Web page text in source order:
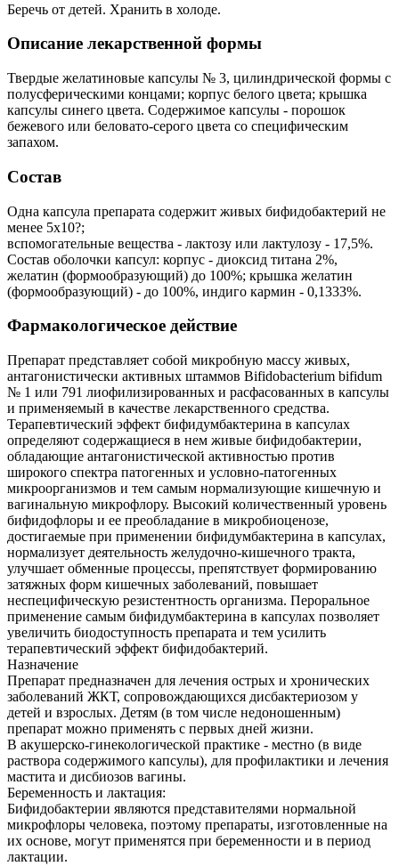
Беречь от детей. Хранить в холоде.
Описание лекарственной формы
Твердые желатиновые капсулы № 3, цилиндрической формы с
полусферическими концами; корпус белого цвета; крышка
капсулы синего цвета. Содержимое капсулы - порошок
бежевого или беловато-серого цвета со специфическим
запахом.
Состав
Одна капсула препарата содержит живых бифидобактерий не
менее 5x10?;
вспомогательные вещества - лактозу или лактулозу - 17,5%.
Состав оболочки капсул: корпус - диоксид титана 2%,
желатин (формообразующий) до 100%; крышка желатин
(формообразующий) - до 100%, индиго кармин - 0,1333%.
Фармакологическое действие
Препарат представляет собой микробную массу живых,
антагонистически активных штаммов Bifidobacterium bifidum
№ 1 или 791 лиофилизированных и расфасованных в капсулы
и применяемый в качестве лекарственного средства.
Терапевтический эффект бифидумбактерина в капсулах
определяют содержащиеся в нем живые бифидобактерии,
обладающие антагонистической активностью против
широкого спектра патогенных и условно-патогенных
микроорганизмов и тем самым нормализующие кишечную и
вагинальную микрофлору. Высокий количественный уровень
бифидофлоры и ее преобладание в микробиоценозе,
достигаемые при применении бифидумбактерина в капсулах,
нормализует деятельность желудочно-кишечного тракта,
улучшает обменные процессы, препятствует формированию
затяжных форм кишечных заболеваний, повышает
неспецифическую резистентность организма. Пероральное
применение самым бифидумбактерина в капсулах позволяет
увеличить биодоступность препарата и тем усилить
терапевтический эффект бифидобактерий.
Назначение
Препарат предназначен для лечения острых и хронических
заболеваний ЖКТ, сопровождающихся дисбактериозом у
детей и взрослых. Детям (в том числе недоношенным)
препарат можно применять с первых дней жизни.
В акушерско-гинекологической практике - местно (в виде
раствора содержимого капсулы), для профилактики и лечения
мастита и дисбиозов вагины.
Беременность и лактация:
Бифидобактерии являются представителями нормальной
микрофлоры человека, поэтому препараты, изготовленные на
их основе, могут применятся при беременности и в период
лактации.